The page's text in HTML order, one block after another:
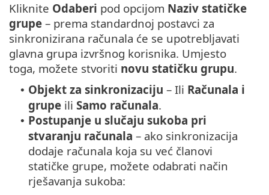
Kliknite Odaberi pod opcijom Naziv statičke
grupe – prema standardnoj postavci za
sinkronizirana računala će se upotrebljavati
glavna grupa izvršnog korisnika. Umjesto
toga, možete stvoriti novu statičku grupu.
• Objekt za sinkronizaciju – Ili Računala i
grupe ili Samo računala.
• Postupanje u slučaju sukoba pri
stvaranju računala – ako sinkronizacija
dodaje računala koja su već članovi
statičke grupe, možete odabrati način
rješavanja sukoba: